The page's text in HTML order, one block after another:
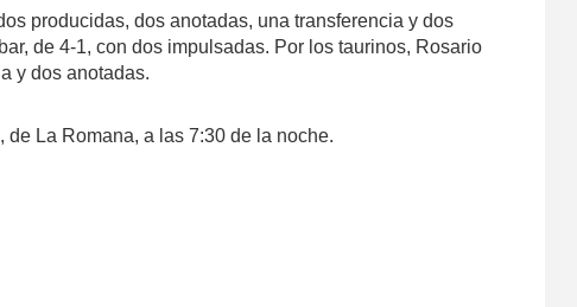
producidas, dos anotadas, una transferencia y dos
de 4-1, con dos impulsadas. Por los taurinos, Rosario
y dos anotadas.
La Romana, a las 7:30 de la noche.